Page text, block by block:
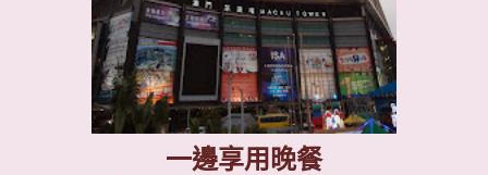
一邊享用晚餐